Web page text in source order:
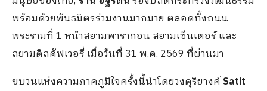
พร้อมด้วยพันธมิตรร่วมงานมากมาย ตลอดทั้งถนน
พระรามที่ 1 หน้าสยามพารากอน สยามเซ็นเตอร์ และ
สยามดิสคัฟเวอรี่ เมื่อวันที่ 31 พ.ค. 2569 ที่ผ่านมา
ขบวนแห่งความภาคภูมิใจครั้งนี้นำโดยวงดุริยางค์Satit